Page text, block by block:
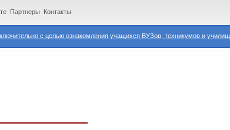
с целью ознакомления учащихся ВУЗов, техникумов и училищ.
Партнеры Контакты